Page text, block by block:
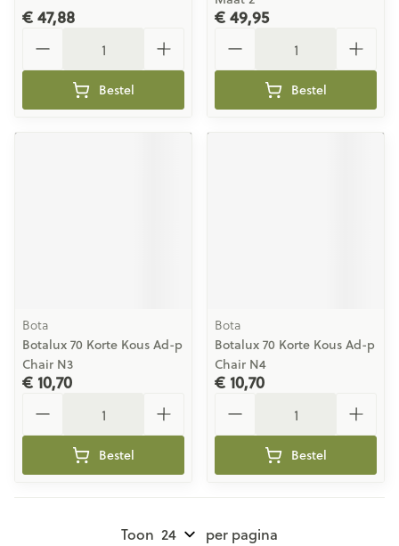
€ 47,88
Bestel
€ 49,95
Bestel
Bota
Botalux 70 Korte Kous Ad-p
Chair N3
€ 10,70
Bestel
Bota
Botalux 70 Korte Kous Ad-p
Chair N4
€ 10,70
Bestel
Toon per pagina